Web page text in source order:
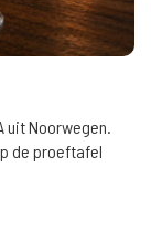
uit Noorwegen.
de proeftafel